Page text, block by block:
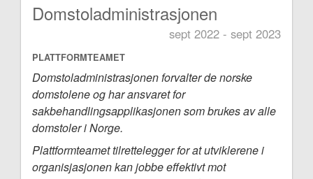
Domstoladministrasjonen
sept 2022 - sept 2023
PLATTFORMTEAMET
Domstoladministrasjonen forvalter de norske
domstolene og har ansvaret for
sakbehandlingsapplikasjonen som brukes av alle
domstoler i Norge.
Plattformteamet tilrettelegger for at utviklerene i
organisjasjonen kan jobbe effektivt mot